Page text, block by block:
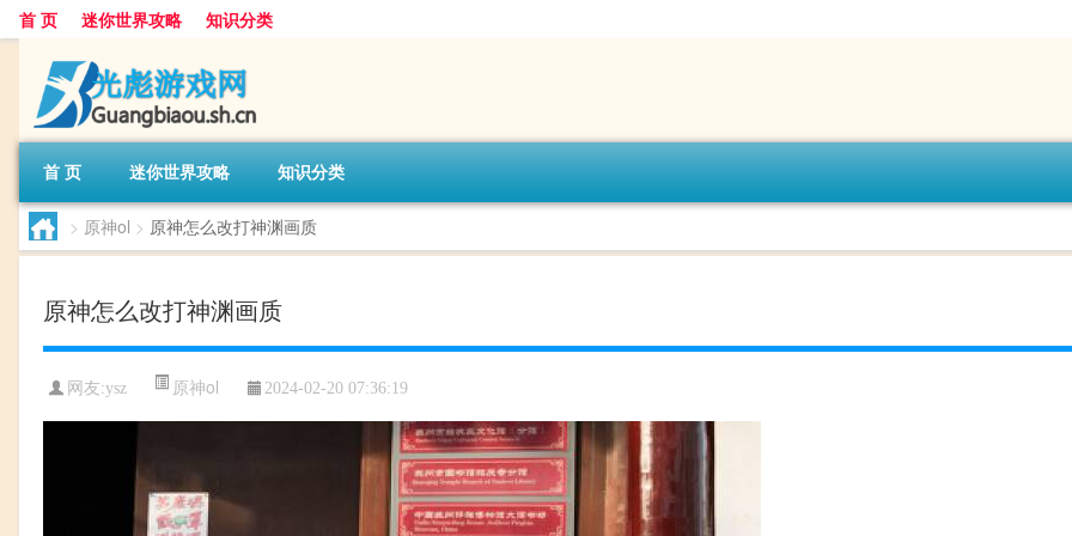
首 页 迷你世界攻略 知识分类
首 页 迷你世界攻略 知识分类
> 原神ol > 原神怎么改打神渊画质
原神怎么改打神渊画质
网友:ysz 原神ol 2024-02-20 07:36:19